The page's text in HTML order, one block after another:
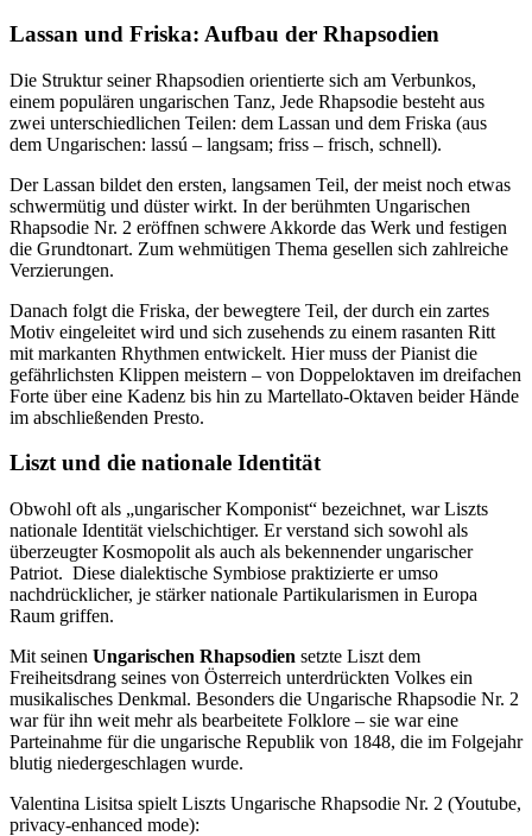
Lassan und Friska: Aufbau der Rhapsodien
Die Struktur seiner Rhapsodien orientierte sich am Verbunkos,
einem populären ungarischen Tanz, Jede Rhapsodie besteht aus
zwei unterschiedlichen Teilen: dem Lassan und dem Friska (aus
dem Ungarischen: lassú – langsam; friss – frisch, schnell).
Der Lassan bildet den ersten, langsamen Teil, der meist noch etwas
schwermütig und düster wirkt. In der berühmten Ungarischen
Rhapsodie Nr. 2 eröffnen schwere Akkorde das Werk und festigen
die Grundtonart. Zum wehmütigen Thema gesellen sich zahlreiche
Verzierungen.
Danach folgt die Friska, der bewegtere Teil, der durch ein zartes
Motiv eingeleitet wird und sich zusehends zu einem rasanten Ritt
mit markanten Rhythmen entwickelt. Hier muss der Pianist die
gefährlichsten Klippen meistern – von Doppeloktaven im dreifachen
Forte über eine Kadenz bis hin zu Martellato-Oktaven beider Hände
im abschließenden Presto.
Liszt und die nationale Identität
Obwohl oft als „ungarischer Komponist“ bezeichnet, war Liszts
nationale Identität vielschichtiger. Er verstand sich sowohl als
überzeugter Kosmopolit als auch als bekennender ungarischer
Patriot. Diese dialektische Symbiose praktizierte er umso
nachdrücklicher, je stärker nationale Partikularismen in Europa
Raum griffen.
Mit seinen Ungarischen Rhapsodien setzte Liszt dem
Freiheitsdrang seines von Österreich unterdrückten Volkes ein
musikalisches Denkmal. Besonders die Ungarische Rhapsodie Nr. 2
war für ihn weit mehr als bearbeitete Folklore – sie war eine
Parteinahme für die ungarische Republik von 1848, die im Folgejahr
blutig niedergeschlagen wurde.
Valentina Lisitsa spielt Liszts Ungarische Rhapsodie Nr. 2 (Youtube,
privacy-enhanced mode):